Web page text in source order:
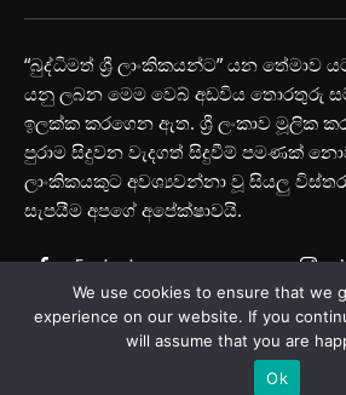
“බුද්ධිමත් ශ්‍රී ලාංකිකයන්ට” යන තේමාව
යනු ලබන මෙම වෙබ් අඩවිය තොරතුරු
ඉලක්ක කරගෙන ඇත. ශ්‍රී ලංකාව මූලික
පුරාම සිදුවන වැදගත් සිදුවීම් පමණක්
ලාංකිකයකුට අවශ්‍යවන්නා වූ සියලු
සැපයීම අපගේ අපේක්ෂාවයි.
We use cookies to ensure that we
experience on our website. If you
will assume that you are
Ok